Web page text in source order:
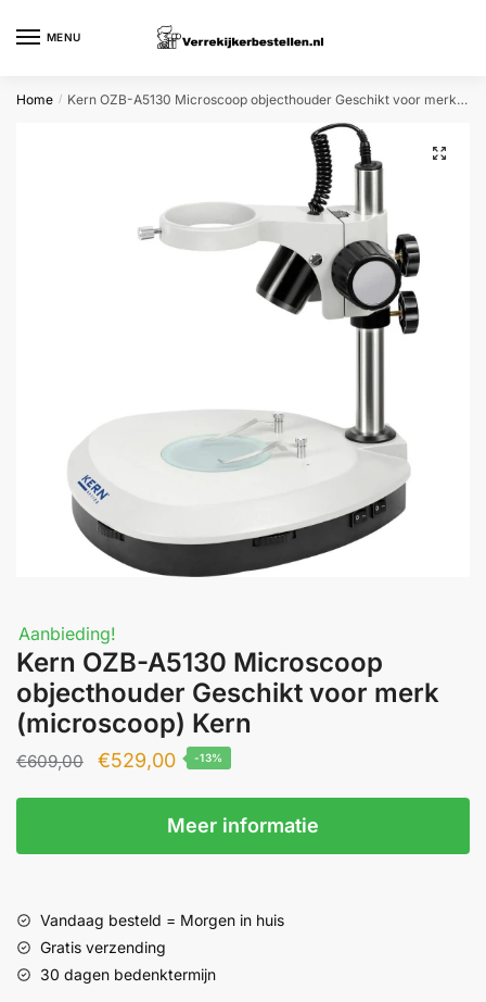
MENU
Home / Kern OZB-A5130 Microscoop objecthouder Geschikt voor merk (microscoop) Kern
Aanbieding!
Kern OZB-A5130 Microscoop
objecthouder Geschikt voor merk
(microscoop) Kern
€609,00
Oorspronkelijke
€609,00.
€529,00Huidige
is:
€529,00.
-13%
Meer informatie
Vandaag besteld = Morgen in huis
Gratis verzending
30 dagen bedenktermijn